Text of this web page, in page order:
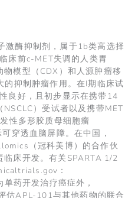
酶抑制剂，属于1b类高选择
床前c-MET失调的人类胃
模型（CDX）和人源肿瘤移
抑制肿瘤作用。在I期临床试
良好，且初步显示在携带14
）受试者以及携带MET
性多形胶质母细胞瘤
穿透血脑屏障。在中国，
（冠科美博）的合作伙
床开发。有关SPARTA 1/2
：
药开发治疗癌症外，
估APL-101与其他药物的联合